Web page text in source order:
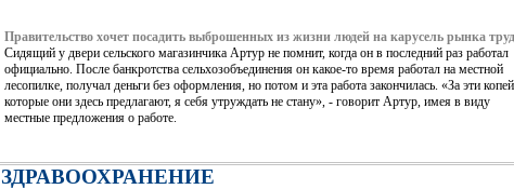
Правительство хочет посадить выброшенных из жизни людей на карусель рынка
Сидящий у двери сельского магазинчика Артур не помнит, когда он в последний раз работал
официально. После банкротства сельхозобъединения он какое-то время работал на местной
лесопилке, получал деньги без оформления, но потом и эта работа закончилась. «За эти
которые они здесь предлагают, я себя утруждать не стану», - говорит Артур, имея в виду
местные предложения о работе.
ЗДРАВООХРАНЕНИЕ